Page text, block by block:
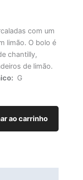
com um
limão. O bolo é
chantilly,
de limão.
G
ao carrinho